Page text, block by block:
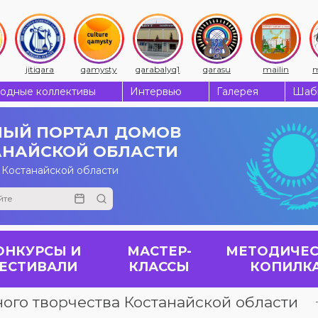
jitiqara qamysty qarabalyq1 qarasu mailin
коллективы Интервью Галерея
ПОРТАЛ ДОМОВ
ОБЛАСТИ
области
И
МАСТЕР-
КЛАССЫ
творчества Костанайской области